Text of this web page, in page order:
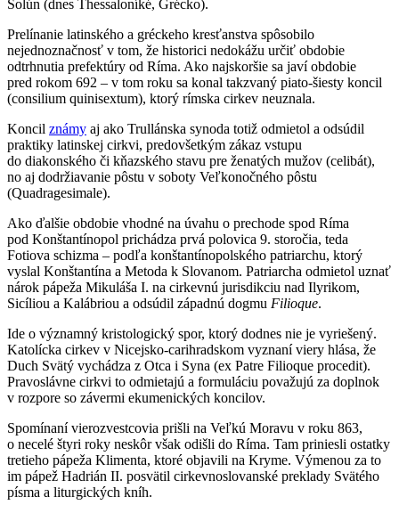
Solún (dnes Thessaloníké, Grécko).
Prelínanie latinského a gréckeho kresťanstva spôsobilo
nejednoznačnosť v tom, že historici nedokážu určiť obdobie
odtrhnutia prefektúry od Ríma. Ako najskoršie sa javí obdobie
pred rokom 692 – v tom roku sa konal takzvaný piato-šiesty koncil
(consilium quinisextum), ktorý rímska cirkev neuznala.
Koncil známy aj ako Trullánska synoda totiž odmietol a odsúdil
praktiky latinskej cirkvi, predovšetkým zákaz vstupu
do diakonského či kňazského stavu pre ženatých mužov (celibát),
no aj dodržiavanie pôstu v soboty Veľkonočného pôstu
(Quadragesimale).
Ako ďalšie obdobie vhodné na úvahu o prechode spod Ríma
pod Konštantínopol prichádza prvá polovica 9. storočia, teda
Fotiova schizma – podľa konštantínopolského patriarchu, ktorý
vyslal Konštantína a Metoda k Slovanom. Patriarcha odmietol uznať
nárok pápeža Mikuláša I. na cirkevnú jurisdikciu nad Ilyrikom,
Sicíliou a Kalábriou a odsúdil západnú dogmu Filioque.
Ide o významný kristologický spor, ktorý dodnes nie je vyriešený.
Katolícka cirkev v Nicejsko-carihradskom vyznaní viery hlása, že
Duch Svätý vychádza z Otca i Syna (ex Patre Filioque procedit).
Pravoslávne cirkvi to odmietajú a formuláciu považujú za doplnok
v rozpore so závermi ekumenických koncilov.
Spomínaní vierozvestcovia prišli na Veľkú Moravu v roku 863,
o necelé štyri roky neskôr však odišli do Ríma. Tam priniesli ostatky
tretieho pápeža Klimenta, ktoré objavili na Kryme. Výmenou za to
im pápež Hadrián II. posvätil cirkevnoslovanské preklady Svätého
písma a liturgických kníh.